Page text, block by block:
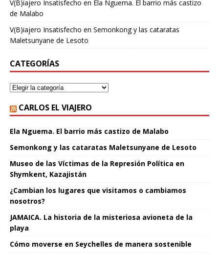
V(B)iajero Insatisfecho en Ela Nguema. El barrio más castizo
de Malabo
V(B)iajero Insatisfecho en Semonkong y las cataratas
Maletsunyane de Lesoto
CATEGORÍAS
CARLOS EL VIAJERO
Ela Nguema. El barrio más castizo de Malabo
Semonkong y las cataratas Maletsunyane de Lesoto
Museo de las Víctimas de la Represión Política en
Shymkent, Kazajistán
¿Cambian los lugares que visitamos o cambiamos
nosotros?
JAMAICA. La historia de la misteriosa avioneta de la
playa
Cómo moverse en Seychelles de manera sostenible